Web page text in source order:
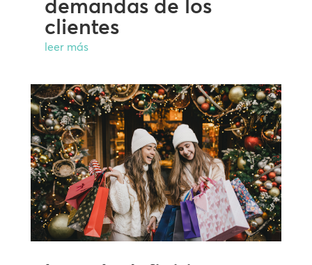
demandas de los
clientes
leer más